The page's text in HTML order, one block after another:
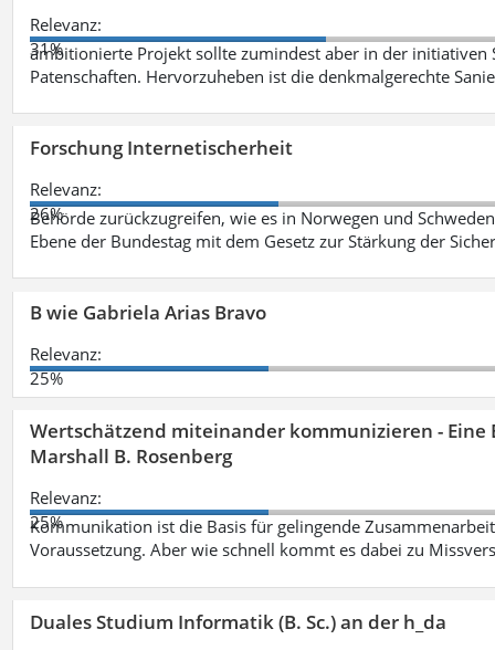
Relevanz:
31%
ambitionierte Projekt sollte zumindest aber in der initiativen
Patenschaften. Hervorzuheben ist die denkmalgerechte
Forschung Internetischerheit
Relevanz:
26%
Behörde zurückzugreifen, wie es in Norwegen und
Ebene der Bundestag mit dem Gesetz zur Stärkung der
B wie Gabriela Arias Bravo
Relevanz:
25%
Wertschätzend miteinander kommunizieren -
Marshall B. Rosenberg
Relevanz:
25%
Kommunikation ist die Basis für gelingende
Voraussetzung. Aber wie schnell kommt es dabei zu
Duales Studium Informatik (B. Sc.) an der h_da